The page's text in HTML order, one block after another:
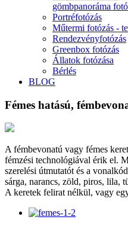
gömbpanoráma
Portréfotózás
Műtermi fotózás -
Rendezvényfotózás
Greenbox fotózás
Állatok fotózása
Bérlés
BLOG
Fémes hatású,
A fémbevonatú vagy fémes
fémzési technológiával érik el.
szerelési útmutatót és a
sárga, narancs, zöld, piros, lila,
A keretek felirat nélkül, vagy